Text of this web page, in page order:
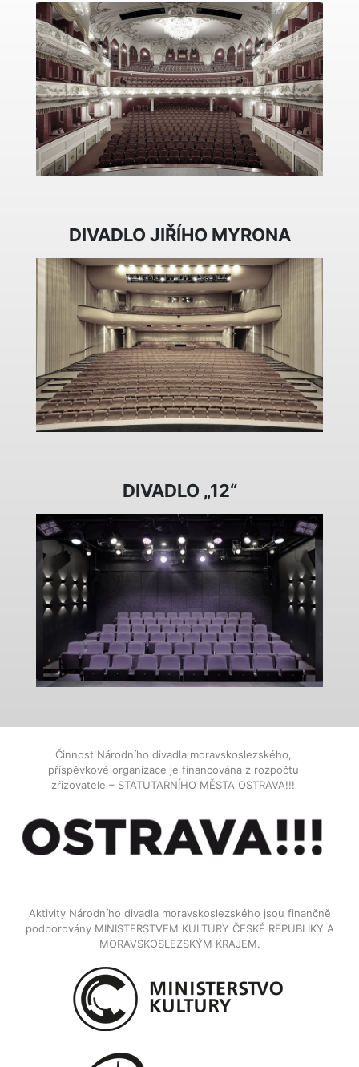
DIVADLO JIŘÍHO MYRONA
DIVADLO „12“
Činnost Národního divadla moravskoslezského,
příspěvkové organizace je financována z rozpočtu
zřizovatele – STATUTARNÍHO MĚSTA OSTRAVA!!!
Aktivity Národního divadla moravskoslezského jsou finančně
podporovány MINISTERSTVEM KULTURY ČESKÉ REPUBLIKY A
MORAVSKOSLEZSKÝM KRAJEM.